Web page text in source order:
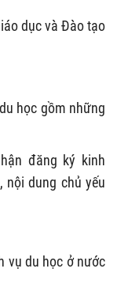
dục và Đào tạo
học gồm những
đăng ký kinh
nội dung chủ yếu
vụ du học ở nước